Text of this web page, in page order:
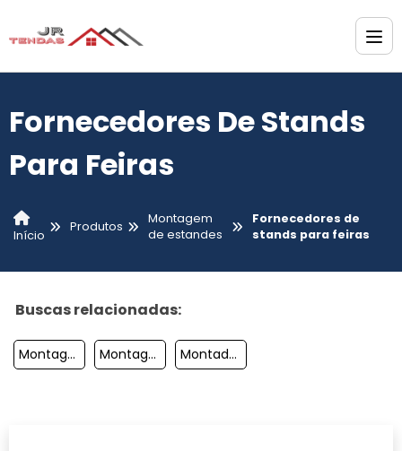
Fornecedores De Stands
Para Feiras
Início
Produtos
Montagem
de estandes
Fornecedores de
stands para feiras
Buscas relacionadas:
Montagem De Stands Montagem De Stands Para Feiras Montadora De Stands Em Sp